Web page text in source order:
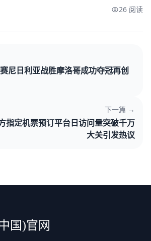
26 阅读
尼日利亚战胜摩洛哥成功夺冠再创
下一篇 →
指定机票预订平台日访问量突破千万
大关引发热议
国)官网